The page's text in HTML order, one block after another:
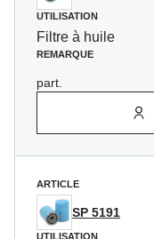
UTILISATION
Filtre à huile
REMARQUE
part.
ARTICLE
SP 5191
UTILISATION